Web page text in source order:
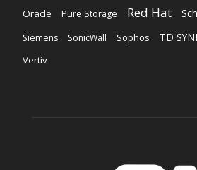
Oracle Pure Storage Red Hat
Siemens SonicWall Sophos TD
Vertiv